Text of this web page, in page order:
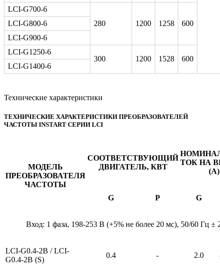
LCI-G700-6
280
1200 1258 600
LCI-G800-6
LCI-G900-6
LCI-G1250-6
300
1200 1528
600
LCI-G1400-6
Технические характеристики
ТЕХНИЧЕСКИЕ ХАРАКТЕРИСТИКИ ПРЕОБРАЗОВАТЕЛЕЙ
ЧАСТОТЫ INSTART СЕРИИ LCI
МОДЕЛЬ
ПРЕОБРАЗОВАТЕЛЯ
ЧАСТОТЫ
СООТВЕТСТВУЮЩИЙ
ДВИГАТЕЛЬ, КВТ
ТОК НА
(А)
G P G
Вход: 1 фаза, 198-253 В (+5% не более 20 мс), 50/60 Гц ±
LCI-G0.4-2B / LCI-
G0.4-2B (S)
0.4 - 2.0